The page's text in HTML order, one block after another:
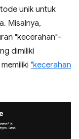
unik untuk
Misalnya,
"kecerahan"-
dimiliki
"kecerahan